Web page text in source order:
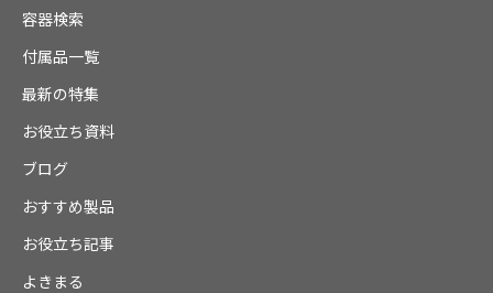
容器検索
付属品一覧
最新の特集
お役立ち資料
ブログ
おすすめ製品
お役立ち記事
よきまる